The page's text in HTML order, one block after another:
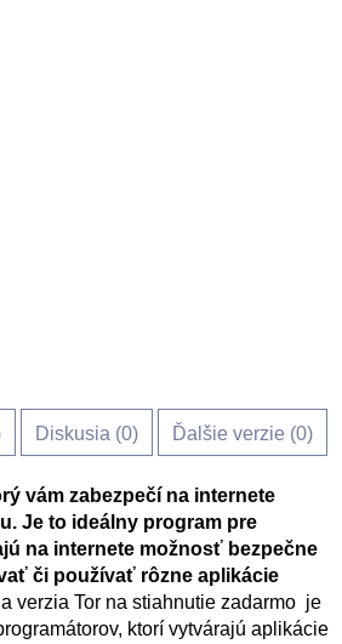
Diskusia (0) Ďalšie verzie (0)
vám zabezpečí na internete
Je to ideálny program pre
na internete možnosť bezpečne
či používať rôzne aplikácie
verzia Tor na stiahnutie zadarmo je
ktorí vytvárajú aplikácie